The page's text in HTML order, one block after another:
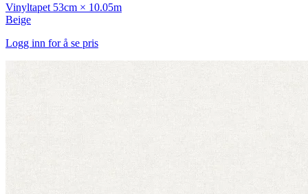
Vinyltapet 53cm × 10.05m
Beige
Logg inn for å se pris